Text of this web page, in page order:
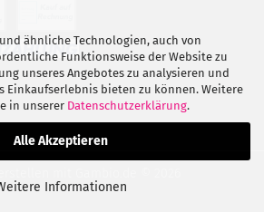
ähnliche Technologien, auch von
Funktionsweise der Website zu
unseres Angebotes zu analysieren und
Einkaufserlebnis bieten zu können. Weitere
in unserer Datenschutzerklärung.
Alle Akzeptieren
Informationen